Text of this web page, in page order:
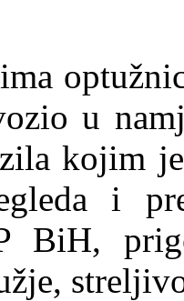
u
kojim
i
BiH,